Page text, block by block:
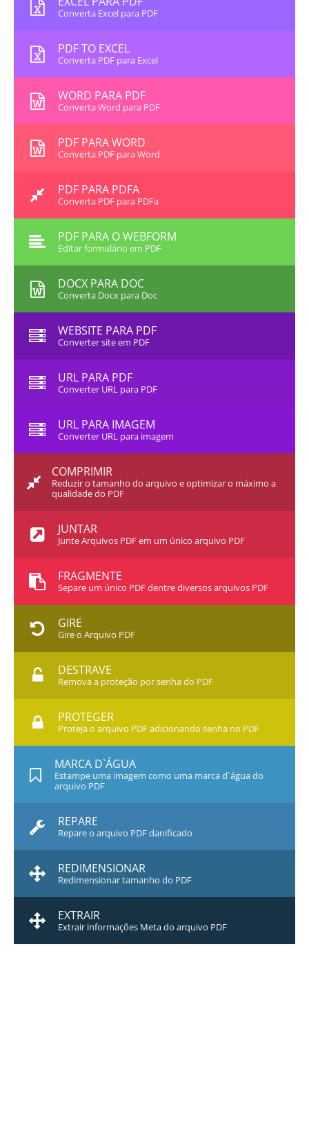
Converta Excel para PDF
PDF TO EXCEL
Converta PDF para Excel
WORD PARA PDF
Converta Word para PDF
PDF PARA WORD
Converta PDF para Word
PDF PARA PDFA
Converta PDF para PDFa
PDF PARA O WEBFORM
Editar formulário em PDF
DOCX PARA DOC
Converta Docx para Doc
WEBSITE PARA PDF
Converter site em PDF
URL PARA PDF
Converter URL para PDF
URL PARA IMAGEM
Converter URL para imagem
COMPRIMIR
Reduzir o tamanho do arquivo e optimizar o máximo a
qualidade do PDF
JUNTAR
Junte Arquivos PDF em um único arquivo PDF
FRAGMENTE
Separe um único PDF dentre diversos arquivos PDF
GIRE
Gire o Arquivo PDF
DESTRAVE
Remova a proteção por senha do PDF
PROTEGER
Proteja o arquivo PDF adicionando senha no PDF
MARCA D`ÁGUA
Estampe uma imagem como uma marca d`água do
arquivo PDF
REPARE
Repare o arquivo PDF danificado
REDIMENSIONAR
Redimensionar tamanho do PDF
EXTRAIR
Extrair informações Meta do arquivo PDF